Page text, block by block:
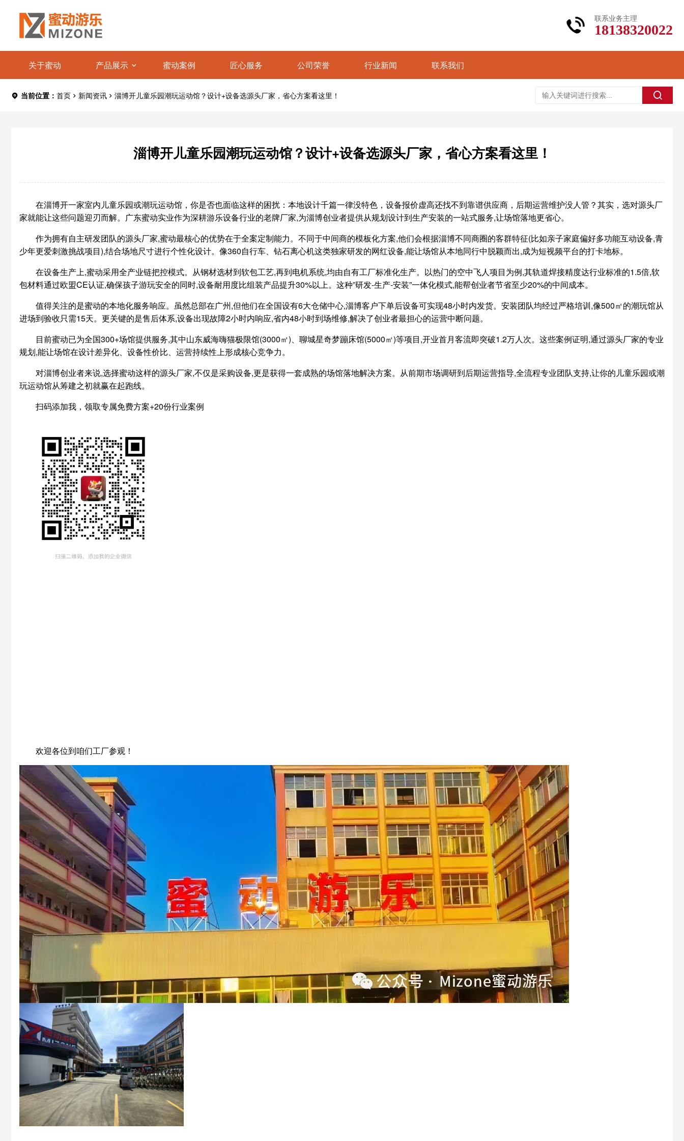
联系业务主理
18138320022
关于蜜动 产品展示 蜜动案例 匠心服务 公司荣誉 行业新闻 联系我们
当前位置： 首页 新闻资讯 淄博开儿童乐园潮玩运动馆？设计+设备选源头厂家，省心方案看这里！
淄博开儿童乐园潮玩运动馆？设计+设备选源头厂家，省心方案看这里！
在淄博开一家室内儿童乐园或潮玩运动馆，你是否也面临这样的困扰：本地设计千篇一律没特色，设备报价虚高还找不到靠谱供应商，后期运营维护没人管？其实，选对源头厂
家就能让这些问题迎刃而解。广东蜜动实业作为深耕游乐设备行业的老牌厂家,为淄博创业者提供从规划设计到生产安装的一站式服务,让场馆落地更省心。
作为拥有自主研发团队的源头厂家,蜜动最核心的优势在于全案定制能力。不同于中间商的模板化方案,他们会根据淄博不同商圈的客群特征(比如亲子家庭偏好多功能互动设备,青
少年更爱刺激挑战项目),结合场地尺寸进行个性化设计。像360自行车、钻石离心机这类独家研发的网红设备,能让场馆从本地同行中脱颖而出,成为短视频平台的打卡地标。
在设备生产上,蜜动采用全产业链把控模式。从钢材选材到软包工艺,再到电机系统,均由自有工厂标准化生产。以热门的空中飞人项目为例,其轨道焊接精度达行业标准的1.5倍,软
包材料通过欧盟CE认证,确保孩子游玩安全的同时,设备耐用度比组装产品提升30%以上。这种”研发-生产-安装”一体化模式,能帮创业者节省至少20%的中间成本。
值得关注的是蜜动的本地化服务响应。虽然总部在广州,但他们在全国设有6大仓储中心,淄博客户下单后设备可实现48小时内发货。安装团队均经过严格培训,像500㎡的潮玩馆从
进场到验收只需15天。更关键的是售后体系,设备出现故障2小时内响应,省内48小时到场维修,解决了创业者最担心的运营中断问题。
目前蜜动已为全国300+场馆提供服务,其中山东威海嗨猫极限馆(3000㎡)、聊城星奇梦蹦床馆(5000㎡)等项目,开业首月客流即突破1.2万人次。这些案例证明,通过源头厂家的专业
规划,能让场馆在设计差异化、设备性价比、运营持续性上形成核心竞争力。
对淄博创业者来说,选择蜜动这样的源头厂家,不仅是采购设备,更是获得一套成熟的场馆落地解决方案。从前期市场调研到后期运营指导,全流程专业团队支持,让你的儿童乐园或潮
玩运动馆从筹建之初就赢在起跑线。
扫码添加我，领取专属免费方案+20份行业案例
欢迎各位到咱们工厂参观！